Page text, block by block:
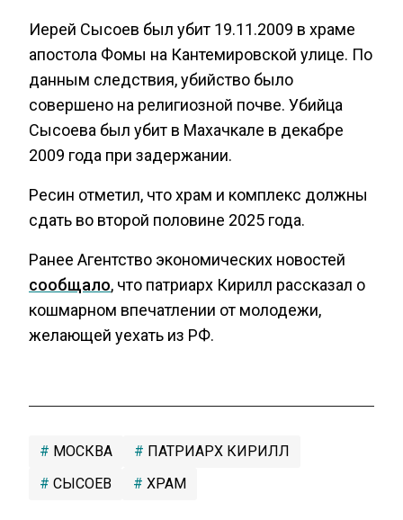
Иерей Сысоев был убит 19.11.2009 в храме
апостола Фомы на Кантемировской улице. По
данным следствия, убийство было
совершено на религиозной почве. Убийца
Сысоева был убит в Махачкале в декабре
2009 года при задержании.
Ресин отметил, что храм и комплекс должны
сдать во второй половине 2025 года.
Ранее Агентство экономических новостей
сообщало, что патриарх Кирилл рассказал о
кошмарном впечатлении от молодежи,
желающей уехать из РФ.
МОСКВА
ПАТРИАРХ КИРИЛЛ
СЫСОЕВ
ХРАМ